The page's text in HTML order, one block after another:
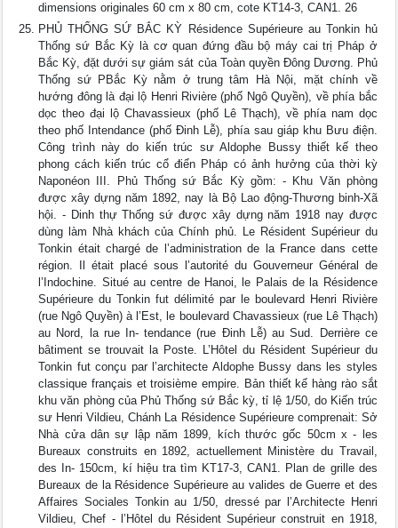
dimensions originales 60 cm x 80 cm, cote KT14-3, CAN1. 26
PHỦ THỐNG SỨ BẮC KỲ Résidence Supérieure au Tonkin hủ
Thống sứ Bắc Kỳ là cơ quan đứng đầu bộ máy cai trị Pháp ở
Bắc Kỳ, đặt dưới sự giám sát của Toàn quyền Đông Dương. Phủ
Thống sứ PBắc Kỳ nằm ở trung tâm Hà Nội, mặt chính về
hướng đông là đại lộ Henri Rivière (phố Ngô Quyền), về phía bắc
dọc theo đại lộ Chavassieux (phố Lê Thạch), về phía nam dọc
theo phố Intendance (phố Đinh Lễ), phía sau giáp khu Bưu điện.
Công trình này do kiến trúc sư Aldophe Bussy thiết kế theo
phong cách kiến trúc cổ điển Pháp có ảnh hưởng của thời kỳ
Naponéon III. Phủ Thống sứ Bắc Kỳ gồm: - Khu Văn phòng
được xây dựng năm 1892, nay là Bộ Lao động-Thương binh-Xã
hội. - Dinh thự Thống sứ được xây dựng năm 1918 nay được
dùng làm Nhà khách của Chính phủ. Le Résident Supérieur du
Tonkin était chargé de l’administration de la France dans cette
région. Il était placé sous l’autorité du Gouverneur Général de
l’Indochine. Situé au centre de Hanoi, le Palais de la Résidence
Supérieure du Tonkin fut délimité par le boulevard Henri Rivière
(rue Ngô Quyền) à l’Est, le boulevard Chavassieux (rue Lê Thạch)
au Nord, la rue In- tendance (rue Đinh Lễ) au Sud. Derrière ce
bâtiment se trouvait la Poste. L’Hôtel du Résident Supérieur du
Tonkin fut conçu par l’architecte Aldophe Bussy dans les styles
classique français et troisième empire. Bản thiết kế hàng rào sắt
khu văn phòng của Phủ Thống sứ Bắc kỳ, tỉ lệ 1/50, do Kiến trúc
sư Henri Vildieu, Chánh La Résidence Supérieure comprenait: Sở
Nhà cửa dân sự lập năm 1899, kích thước gốc 50cm x - les
Bureaux construits en 1892, actuellement Ministère du Travail,
des In- 150cm, kí hiệu tra tìm KT17-3, CAN1. Plan de grille des
Bureaux de la Résidence Supérieure au valides de Guerre et des
Affaires Sociales Tonkin au 1/50, dressé par l’Architecte Henri
Vildieu, Chef - l’Hôtel du Résident Supérieur construit en 1918,